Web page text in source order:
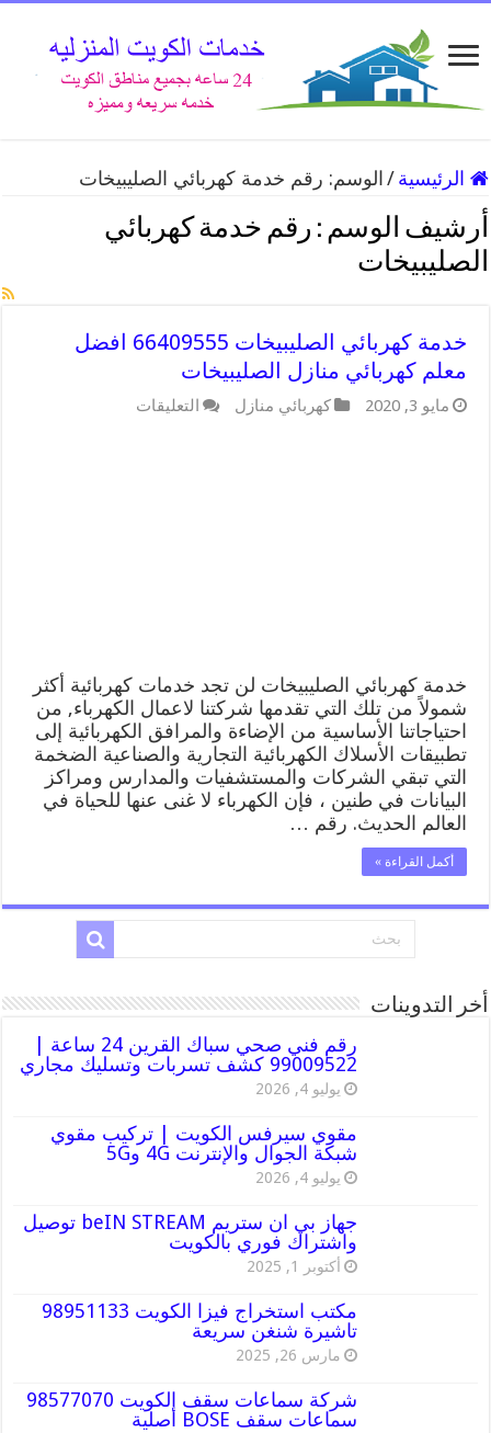
الرئيسية / الوسم: رقم خدمة كهربائي الصليبيخات
أرشيف الوسم : رقم خدمة كهربائي
الصليبيخات
خدمة كهربائي الصليبيخات 66409555 افضل
معلم كهربائي منازل الصليبيخات
مايو 3, 2020 كهربائي منازل التعليقات
خدمة كهربائي الصليبيخات لن تجد خدمات كهربائية أكثر
شمولاً من تلك التي تقدمها شركتنا لاعمال الكهرباء, من
احتياجاتنا الأساسية من الإضاءة والمرافق الكهربائية إلى
تطبيقات الأسلاك الكهربائية التجارية والصناعية الضخمة
التي تبقي الشركات والمستشفيات والمدارس ومراكز
البيانات في طنين ، فإن الكهرباء لا غنى عنها للحياة في
العالم الحديث. رقم …
أكمل القراءة »
أخر التدوينات
رقم فني صحي سباك القرين 24 ساعة |
99009522 كشف تسربات وتسليك مجاري
يوليو 4, 2026
مقوي سيرفس الكويت | تركيب مقوي
شبكة الجوال والإنترنت 4G و5G
يوليو 4, 2026
جهاز بي ان ستريم beIN STREAM توصيل
واشتراك فوري بالكويت
أكتوبر 1, 2025
مكتب استخراج فيزا الكويت 98951133
تاشيرة شنغن سريعة
مارس 26, 2025
شركة سماعات سقف الكويت 98577070
سماعات سقف BOSE أصلية